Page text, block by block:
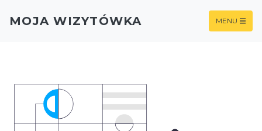
MOJA WIZYTÓWKA MENU